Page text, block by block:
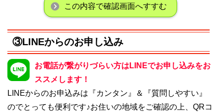
この内容で確認画面へすすむ
③LINEからのお申し込み
お電話が繋がりづらい方はLINEでお申し込みをお
ススメします！
LINEからのお申込みは『カンタン』＆『質問しやすい』
のでとっても便利です♪お住いの地域をご確認の上、QRコ